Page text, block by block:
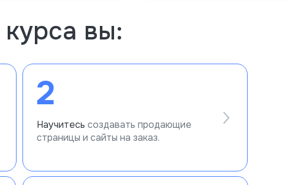
вы:
2
Научитесь создавать продающие
страницы и сайты на заказ.